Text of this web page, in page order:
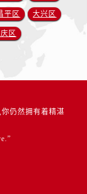
平区 大兴区
区
仍然拥有着精湛